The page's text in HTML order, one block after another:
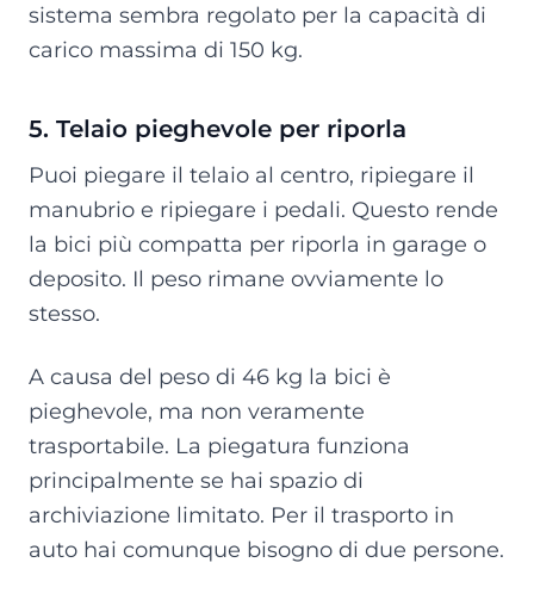
sistema sembra regolato per la capacità di
carico massima di 150 kg.
5. Telaio pieghevole per riporla
Puoi piegare il telaio al centro, ripiegare il
manubrio e ripiegare i pedali. Questo rende
la bici più compatta per riporla in garage o
deposito. Il peso rimane ovviamente lo
stesso.
A causa del peso di 46 kg la bici è
pieghevole, ma non veramente
trasportabile. La piegatura funziona
principalmente se hai spazio di
archiviazione limitato. Per il trasporto in
auto hai comunque bisogno di due persone.